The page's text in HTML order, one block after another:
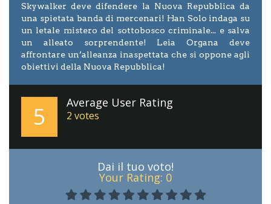
Skywalker deve difendere la Nuova Repubblica da
una spietata banda di mercenari! Han Solo indaga su
un letale mistero del sottobosco criminale... e salva
un alleato sorprendente! Leia Organa deve
affrontare un’alleanza inaspettata che si oppone agli
obiettivi della Nuova Repubblica!
5 Average User Rating
2 votes
Dai il tuo voto!
Your Rating: 0